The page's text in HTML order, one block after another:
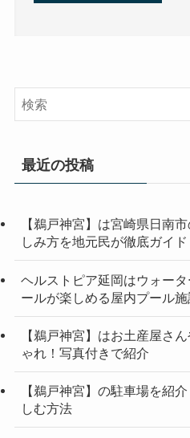
最近の投稿
【鵜戸神宮】は宮崎県日南
しみ方を地元民が徹底ガイド
ヘルストピア延岡はウォー
ールが楽しめる屋内プール施
【鵜戸神宮】はお土産屋さ
ゃれ！写真付きで紹介
【鵜戸神宮】の駐車場を紹
しむ方法